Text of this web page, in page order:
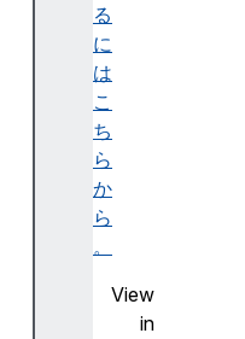
る
に
は
こ
ち
ら
か
ら
。
View
in